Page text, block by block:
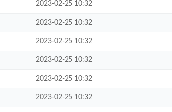
2023-02-25 10:32
2023-02-25 10:32
2023-02-25 10:32
2023-02-25 10:32
2023-02-25 10:32
2023-02-25 10:32